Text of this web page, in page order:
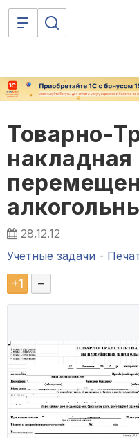
Товарно-
накладная
28.12.12
Учетные задачи -
+1 –